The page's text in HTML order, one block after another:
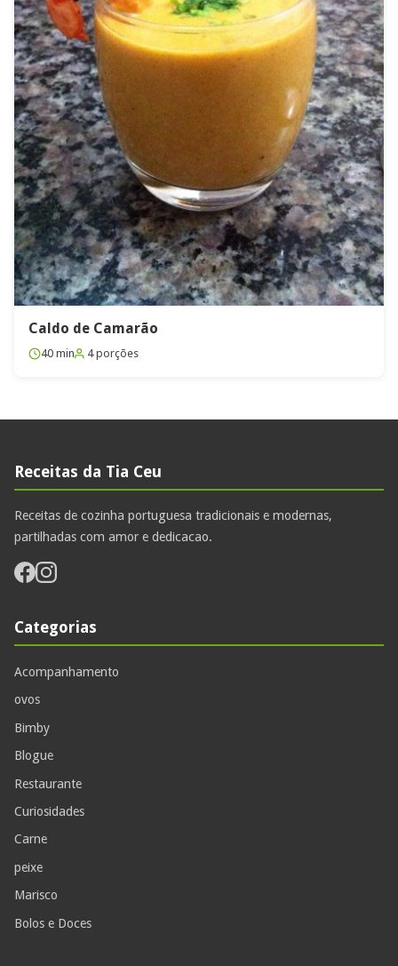
Caldo de Camarão
40 min 4 porções
Receitas da Tia Ceu
Receitas de cozinha portuguesa tradicionais e modernas,
partilhadas com amor e dedicacao.
Categorias
Acompanhamento
ovos
Bimby
Blogue
Restaurante
Curiosidades
Carne
peixe
Marisco
Bolos e Doces